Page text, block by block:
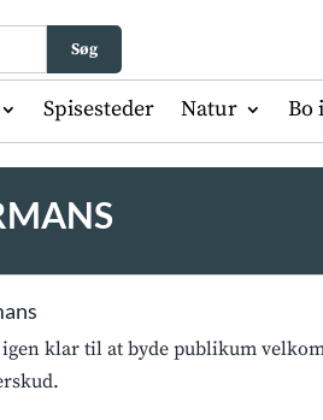
Søg
Spisesteder Natur Bo
klar til at byde publikum